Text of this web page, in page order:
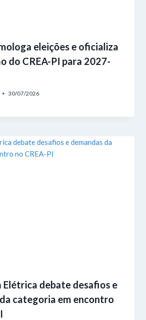
eleições e oficializa
do CREA-PI para 2027-
30/07/2026
Elétrica debate desafios e
categoria em encontro